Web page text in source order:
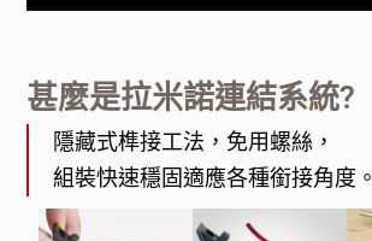
甚麼是拉米諾連結系統?
隱藏式榫接工法，免用螺絲，
組裝快速穩固適應各種銜接角度。